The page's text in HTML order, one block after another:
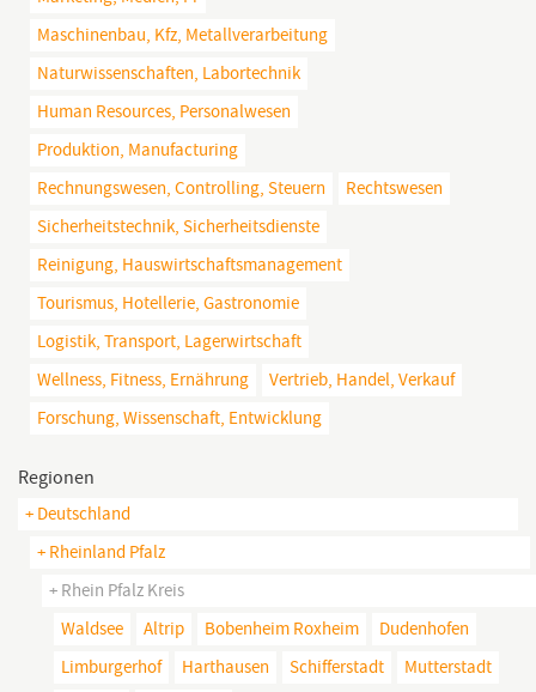
Maschinenbau, Kfz, Metallverarbeitung
Naturwissenschaften, Labortechnik
Human Resources, Personalwesen
Produktion, Manufacturing
Rechnungswesen, Controlling, Steuern
Rechtswesen
Sicherheitstechnik, Sicherheitsdienste
Reinigung, Hauswirtschaftsmanagement
Tourismus, Hotellerie, Gastronomie
Logistik, Transport, Lagerwirtschaft
Wellness, Fitness, Ernährung
Vertrieb, Handel, Verkauf
Forschung, Wissenschaft, Entwicklung
Regionen
+ Deutschland
+ Rheinland Pfalz
+ Rhein Pfalz Kreis
Waldsee
Altrip Bobenheim Roxheim
Dudenhofen
Limburgerhof
Harthausen Schifferstadt Mutterstadt